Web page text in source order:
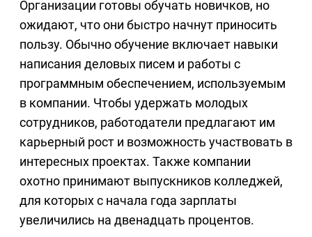
Организации готовы обучать новичков, но
ожидают, что они быстро начнут приносить
пользу. Обычно обучение включает навыки
написания деловых писем и работы с
программным обеспечением, используемым
в компании. Чтобы удержать молодых
сотрудников, работодатели предлагают им
карьерный рост и возможность участвовать в
интересных проектах. Также компании
охотно принимают выпускников колледжей,
для которых с начала года зарплаты
увеличились на двенадцать процентов.